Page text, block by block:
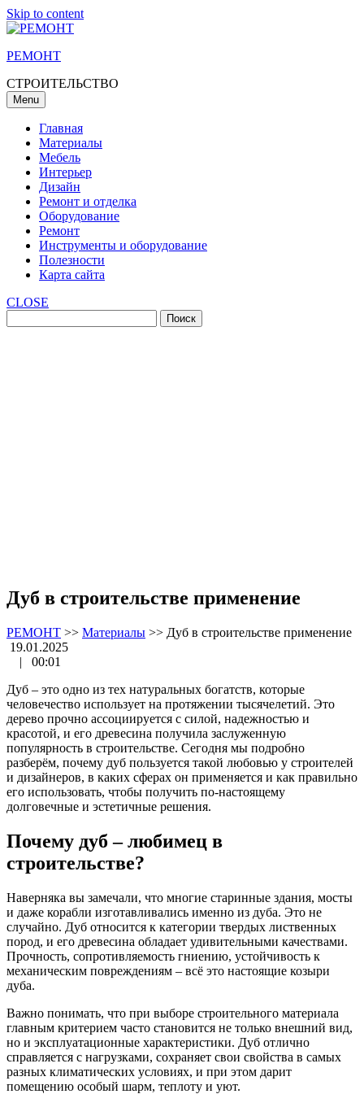
Skip to content
РЕМОНТ
СТРОИТЕЛЬСТВО
Menu
Главная
Материалы
Мебель
Интерьер
Дизайн
Ремонт и отделка
Оборудование
Ремонт
Инструменты и оборудование
Полезности
Карта сайта
CLOSE
Дуб в строительстве применение
РЕМОНТ >> Материалы >> Дуб в строительстве применение
19.01.2025
|
00:01
Дуб – это одно из тех натуральных богатств, которые
человечество использует на протяжении тысячелетий. Это
дерево прочно ассоциируется с силой, надежностью и
красотой, и его древесина получила заслуженную
популярность в строительстве. Сегодня мы подробно
разберём, почему дуб пользуется такой любовью у строителей
и дизайнеров, в каких сферах он применяется и как правильно
его использовать, чтобы получить по-настоящему
долговечные и эстетичные решения.
Почему дуб – любимец в
строительстве?
Наверняка вы замечали, что многие старинные здания, мосты
и даже корабли изготавливались именно из дуба. Это не
случайно. Дуб относится к категории твердых лиственных
пород, и его древесина обладает удивительными качествами.
Прочность, сопротивляемость гниению, устойчивость к
механическим повреждениям – всё это настоящие козыри
дуба.
Важно понимать, что при выборе строительного материала
главным критерием часто становится не только внешний вид,
но и эксплуатационные характеристики. Дуб отлично
справляется с нагрузками, сохраняет свои свойства в самых
разных климатических условиях, и при этом дарит
помещению особый шарм, теплоту и уют.